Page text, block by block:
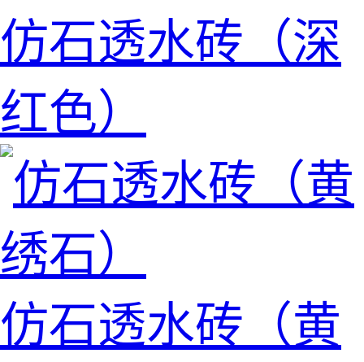
仿石透水砖（深
红色）
仿石透水砖（黄